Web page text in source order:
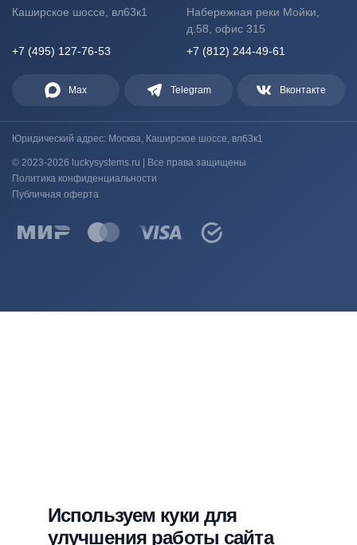
Каширское шоссе, вл63к1
+7 (495) 127-76-53
Набережная реки Мойки,
д.58, офис 315
+7 (812) 244-49-61
Max Telegram Вконтакте
Юридический адрес: Москва, Каширское шоссе, вл63к1
© 2023-2026 luckysystems.ru | Все права защищены
Политика конфиденциальности
Публичная оферта
Используем куки для
улучшения работы сайта